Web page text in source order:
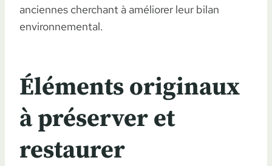
anciennes cherchant à améliorer leur bilan
environnemental.
Éléments originaux
à préserver et
restaurer